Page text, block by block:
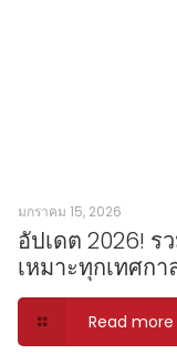
มกราคม 15, 2026
อัปเดต 2026! ร
เหมาะทุกเทศก
Read more